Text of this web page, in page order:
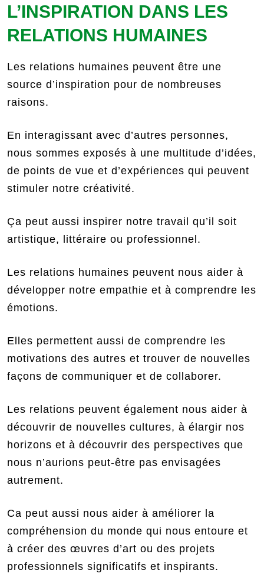
L’INSPIRATION DANS LES
RELATIONS HUMAINES
Les relations humaines peuvent être une
source d’inspiration pour de nombreuses
raisons.
En interagissant avec d’autres personnes,
nous sommes exposés à une multitude d’idées,
de points de vue et d’expériences qui peuvent
stimuler notre créativité.
Ça peut aussi inspirer notre travail qu’il soit
artistique, littéraire ou professionnel.
Les relations humaines peuvent nous aider à
développer notre empathie et à comprendre les
émotions.
Elles permettent aussi de comprendre les
motivations des autres et trouver de nouvelles
façons de communiquer et de collaborer.
Les relations peuvent également nous aider à
découvrir de nouvelles cultures, à élargir nos
horizons et à découvrir des perspectives que
nous n’aurions peut-être pas envisagées
autrement.
Ca peut aussi nous aider à améliorer la
compréhension du monde qui nous entoure et
à créer des œuvres d’art ou des projets
professionnels significatifs et inspirants.